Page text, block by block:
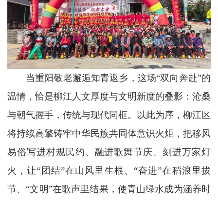
当重阳敬老邂逅知青返乡，这场“双向奔赴”的
温情，恰是柳江人文厚度与文明新度的叠影：沧桑
与朝气握手，传统与现代同框。以此为序，柳江区
将持续高擎铸牢中华民族共同体意识火炬，把移风
易俗写进村规民约、融进歌舞节庆、刻进万家灯
火，让“团结”在山风里生根、“奋进”在稻浪里拔
节、“文明”在歌声里结果，使青山绿水成为涵养时